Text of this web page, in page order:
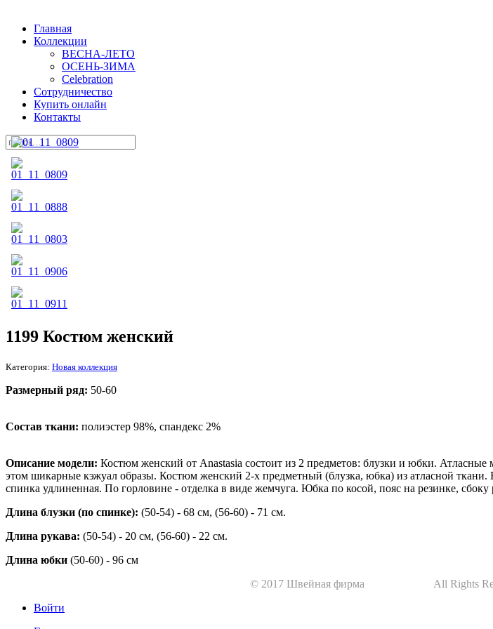
Главная
Коллекции
ВЕСНА-ЛЕТО
ОСЕНЬ-ЗИМА
Celebration
Сотрудничество
Купить онлайн
Контакты
1199 Костюм женский
Категория: Новая коллекция
Размерный ряд: 50-60
Состав ткани: полиэстер 98%, спандекс 2%
Описание модели: Костюм женский от Anastasia состоит из 2 предметов: блузки и юбки.
этом шикарные кэжуал образы. Костюм женский 2-х предметный (блузка, юбка) из атласной
спинка удлиненная. По горловине - отделка в виде жемчуга. Юбка по косой, пояс на резинке, сбоку
Длина блузки (по спинке): (50-54) - 68 см, (56-60) - 71 см.
Длина рукава: (50-54) - 20 см, (56-60) - 22 см.
Длина юбки (50-60) - 96 см
© 2017 Швейная фирма
All Rights
Войти